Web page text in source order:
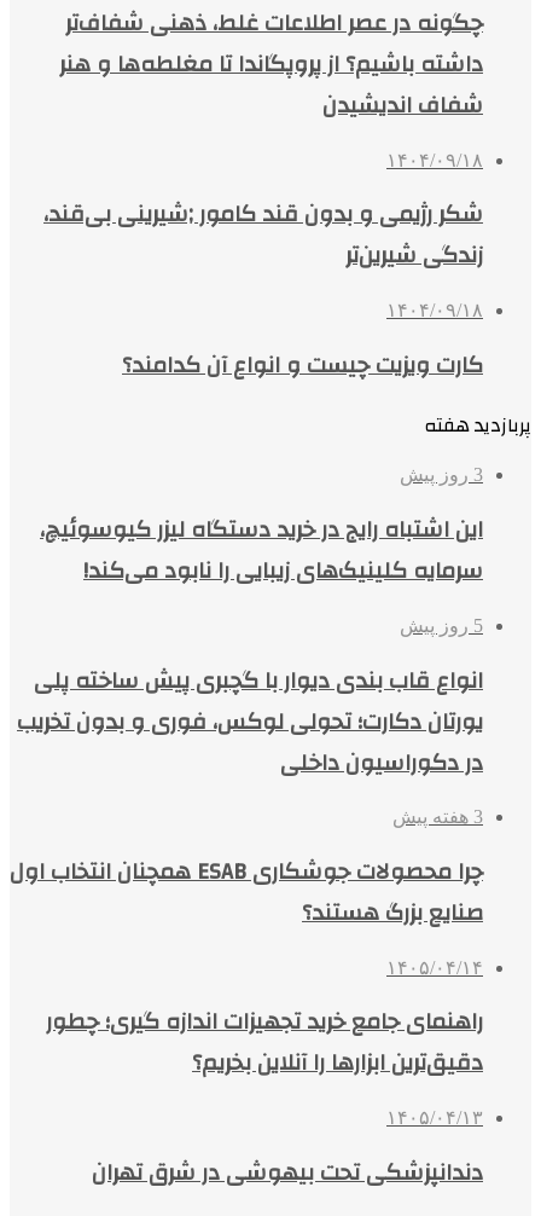
چگونه در عصر اطلاعات غلط، ذهنی شفاف‌تر
داشته باشیم؟ از پروپگاندا تا مغلطه‌ها و هنر
شفاف اندیشیدن
۱۴۰۴/۰۹/۱۸
شکر رژیمی و بدون قند کامور ;شیرینی بی‌قند،
زندگی شیرین‌تر
۱۴۰۴/۰۹/۱۸
کارت ویزیت چیست و انواع آن کدامند؟
پربازدید هفته
3 روز پیش
این اشتباه رایج در خرید دستگاه لیزر کیوسوئیچ،
سرمایه کلینیک‌های زیبایی را نابود می‌کند!
5 روز پیش
انواع قاب بندی دیوار با گچبری پیش ساخته پلی
یورتان دکارت؛ تحولی لوکس، فوری و بدون تخریب
در دکوراسیون داخلی
3 هفته پیش
چرا محصولات جوشکاری ESAB همچنان انتخاب اول
صنایع بزرگ هستند؟
۱۴۰۵/۰۴/۱۴
راهنمای جامع خرید تجهیزات اندازه گیری؛ چطور
دقیق‌ترین ابزارها را آنلاین بخریم؟
۱۴۰۵/۰۴/۱۳
دندانپزشکی تحت بیهوشی در شرق تهران